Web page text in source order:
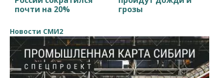
почти на 20%
грозы
Новости СМИ2